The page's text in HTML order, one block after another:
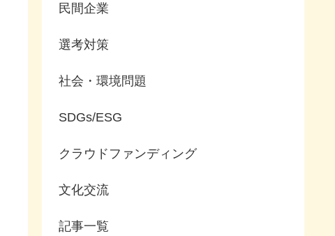
民間企業
選考対策
社会・環境問題
SDGs/ESG
クラウドファンディング
文化交流
記事一覧